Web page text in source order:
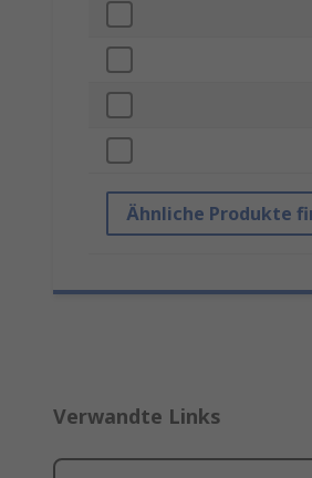
Ähnliche Produkte
Verwandte Links